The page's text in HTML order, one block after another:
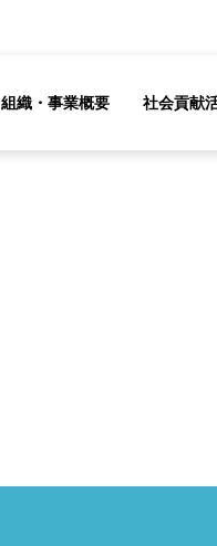
組織・事業概要 社会貢献